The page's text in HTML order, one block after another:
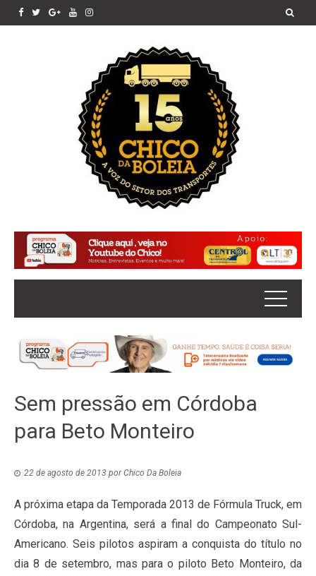
Sem pressão em Córdoba
para Beto Monteiro
22 de agosto de 2013 porChico Da Boleia
A próxima etapa da Temporada 2013 de Fórmula Truck, em
Córdoba, na Argentina, será a final do Campeonato Sul-
Americano. Seis pilotos aspiram a conquista do título no
dia 8 de setembro, mas para o piloto Beto Monteiro, da